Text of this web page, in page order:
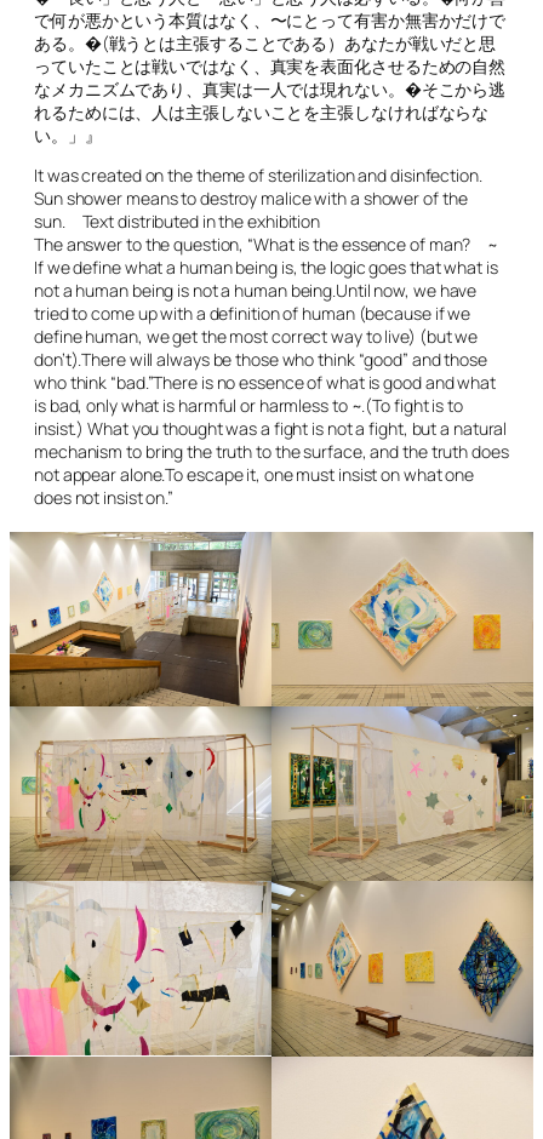
で何が悪かという本質はなく、〜にとって有害か無害かだけで
ある。�(戦うとは主張することである）あなたが戦いだと思
っていたことは戦いではなく、真実を表面化させるための自然
なメカニズムであり、真実は一人では現れない。�そこから逃
れるためには、人は主張しないことを主張しなければならな
い。」』
It was created on the theme of sterilization and disinfection.
Sun shower means to destroy malice with a shower of the
sun. Text distributed in the exhibition
The answer to the question, “What is the essence of man? ~
If we define what a human being is, the logic goes that what is
not a human being is not a human being.Until now, we have
tried to come up with a definition of human (because if we
define human, we get the most correct way to live) (but we
don’t).There will always be those who think “good” and those
who think “bad.”There is no essence of what is good and what
is bad, only what is harmful or harmless to ~.(To fight is to
insist.) What you thought was a fight is not a fight, but a natural
mechanism to bring the truth to the surface, and the truth does
not appear alone.To escape it, one must insist on what one
does not insist on.”